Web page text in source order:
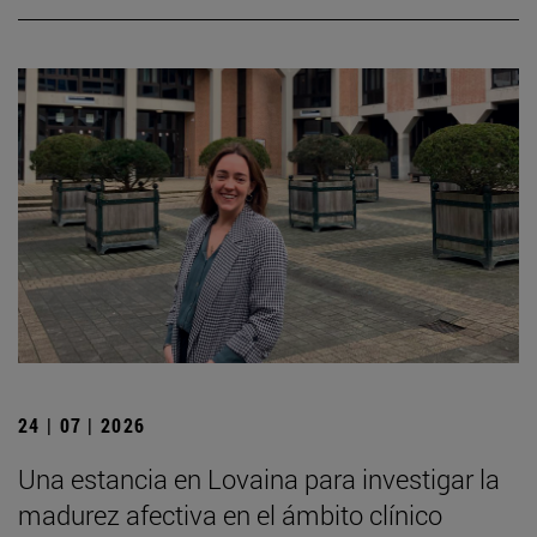
24 | 07 | 2026
Una estancia en Lovaina para investigar la
madurez afectiva en el ámbito clínico